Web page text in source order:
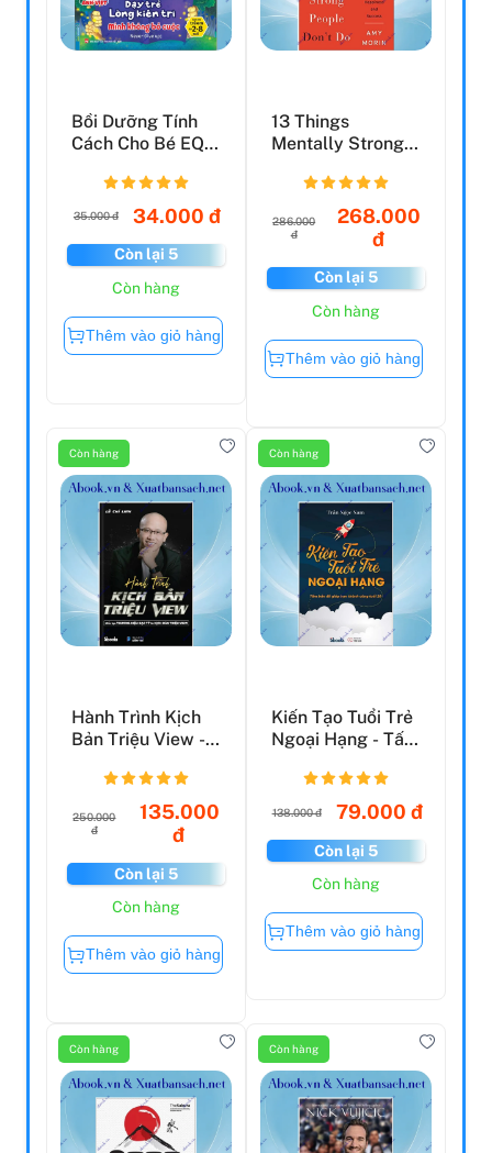
Bồi Dưỡng Tính
Cách Cho Bé EQ
35.000 đ 34.000 đ
Còn lại 5
Còn hàng
Thêm vào giỏ hàng
13 Things
Mentally Strong
Take Ba...
286.000
đ
268.000
đ
Còn lại 5
Còn hàng
Thêm vào giỏ hàng
Còn hàng
Hành Trình Kịch
Bản Triệu View -
250.000
đ
135.000
đ
Còn lại 5
Còn hàng
Thêm vào giỏ hàng
Còn hàng
Kiến Tạo Tuổi Trẻ
Ngoại Hạng - Tấm
Bạ...
138.000 đ 79.000 đ
Còn lại 5
Còn hàng
Thêm vào giỏ hàng
Còn hàng Còn hàng